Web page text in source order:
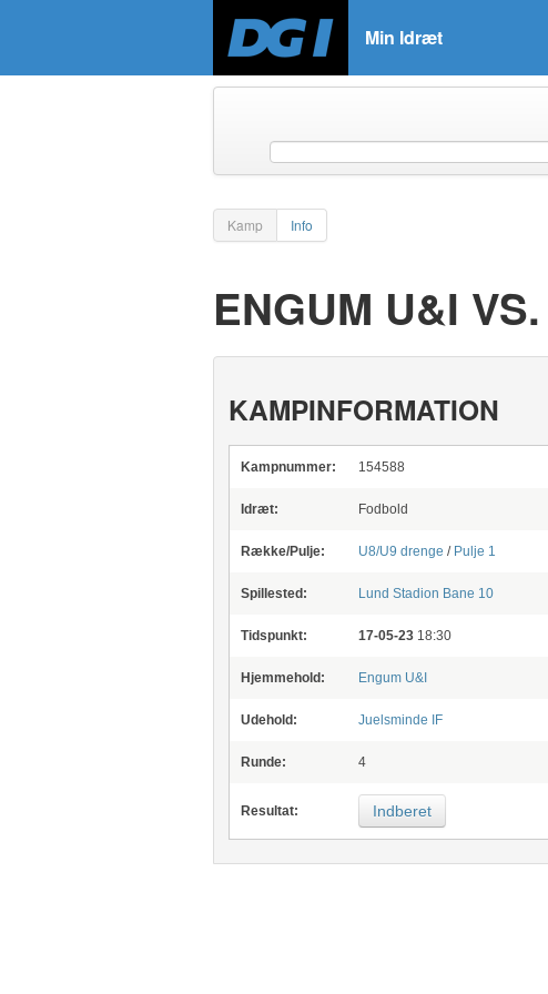
Min Idræt
Kamp Info
ENGUM U&I
KAMPINFORMATION
Kampnummer: 154588
Idræt: Fodbold
Række/Pulje: U8/U9 drenge / Pulje 1
Spillested: Lund Stadion Bane 10
Tidspunkt: 17-05-23 18:30
Hjemmehold: Engum U&I
Udehold: Juelsminde IF
Runde: 4
Resultat: Indberet